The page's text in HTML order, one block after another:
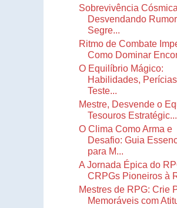
Sobrevivência
Desvendando
Segre...
Ritmo de Combate
Como Dominar
O Equilíbrio Mágico:
Habilidades,
Teste...
Mestre, Desvende o
Tesouros Estratégic...
O Clima Como Arma e
Desafio: Guia
para M...
A Jornada Épica do
CRPGs Pioneiros à
Mestres de RPG: Crie
Memoráveis com